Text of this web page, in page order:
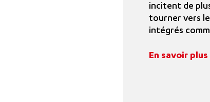
incitent de
tourner vers
intégrés
En savoir plus